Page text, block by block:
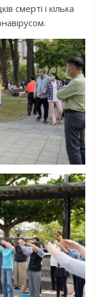
смерті і кілька